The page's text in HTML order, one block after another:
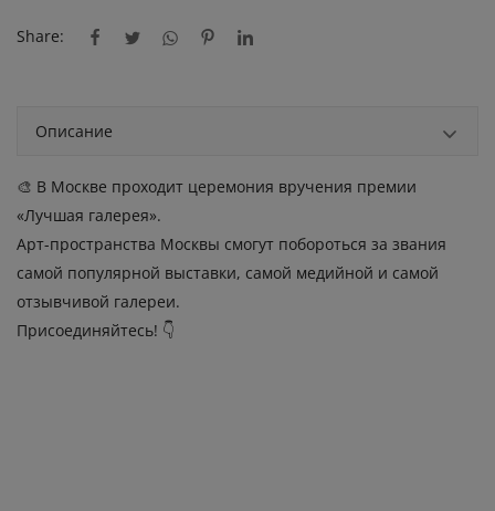
Share:
Описание
🎨 В Москве проходит церемония вручения премии
«Лучшая галерея».
Арт-пространства Москвы смогут побороться за звания
самой популярной выставки, самой медийной и самой
отзывчивой галереи.
Присоединяйтесь! 👇